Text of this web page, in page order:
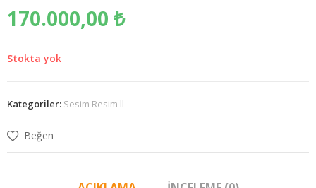
170.000,00 ₺
Stokta yok
Kategoriler: Sesim Resim ll
Beğen